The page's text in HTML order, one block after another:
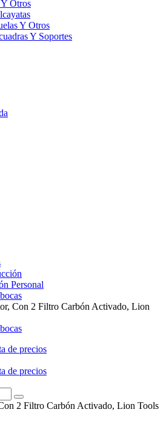
Otros
Y Otros
Y Soportes
Personal
Con 2 Filtro Carbón Activado, Lion
de precios
de precios